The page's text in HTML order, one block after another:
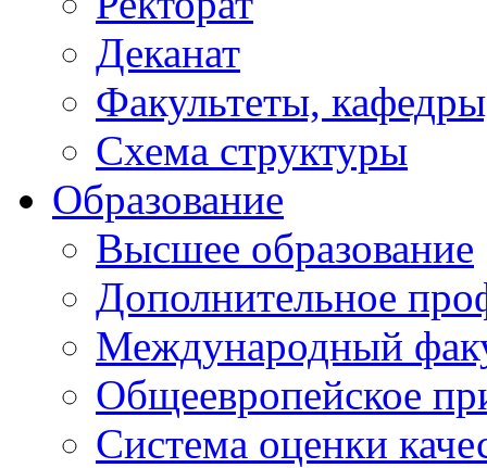
Деканат
Факультеты,
Схема структуры
Образование
Высшее образование
Дополнительное
Международный
Общеевропейское
Система оценки